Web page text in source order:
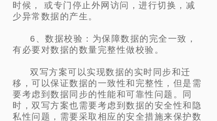
时候， 或专门停止外网访问，进行切换，减
少异常数据的产生。
6、数据校验：为保障数据的完全一致，
有必要对数据的数量完整性做校验。
双写方案可以实现数据的实时同步和迁
移，可以保证数据的一致性和完整性，但是需
要考虑到数据同步的性能和可靠性问题。同
时，双写方案也需要考虑到数据的安全性和隐
私性问题，需要采取相应的安全措施来保护数